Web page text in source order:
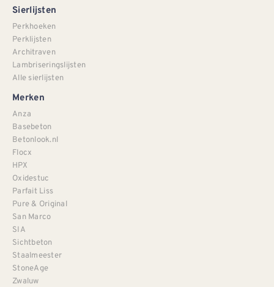
Sierlijsten
Perkhoeken
Perklijsten
Architraven
Lambriseringslijsten
Alle sierlijsten
Merken
Anza
Basebeton
Betonlook.nl
Flocx
HPX
Oxidestuc
Parfait Liss
Pure & Original
San Marco
SIA
Sichtbeton
Staalmeester
StoneAge
Zwaluw